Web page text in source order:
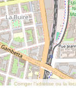
Corriger l’adresse ou la